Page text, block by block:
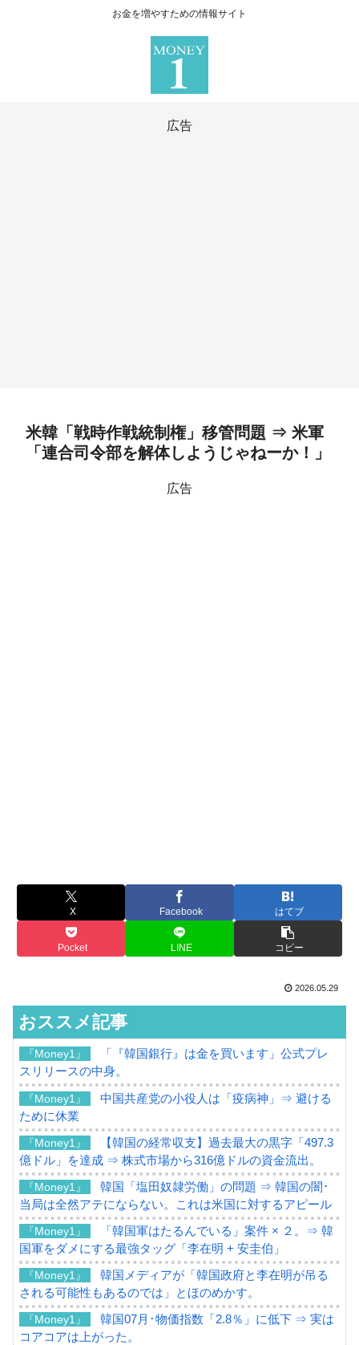
お金を増やすための情報サイト
広告
米韓「戦時作戦統制権」移管問題 ⇒ 米軍
「連合司令部を解体しようじゃねーか！」
広告
X Facebook はてブ
Pocket LINE コピー
2026.05.29
おススメ記事
『Money1』
「『韓国銀行』は金を買います」公式プレ
スリリースの中身。
『Money1』
中国共産党の小役人は「疫病神」⇒ 避ける
ために休業
『Money1』
【韓国の経常収支】過去最大の黒字「497.3
億ドル」を達成 ⇒ 株式市場から316億ドルの資金流出。
『Money1』
韓国「塩田奴隷労働」の問題 ⇒ 韓国の闇･
当局は全然アテにならない。これは米国に対するアピール
『Money1』
「韓国軍はたるんでいる」案件 × ２。⇒ 韓
国軍をダメにする最強タッグ「李在明 + 安圭伯」
『Money1』
韓国メディアが「韓国政府と李在明が吊る
される可能性もあるのでは」とほのめかす。
『Money1』
韓国07月･物価指数「2.8％」に低下 ⇒ 実は
コアコアは上がった。